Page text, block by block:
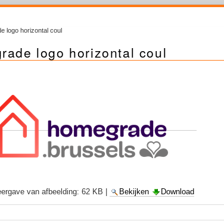
logo horizontal coul
logo horizontal coul
van afbeelding: 62 KB | Bekijken
Download